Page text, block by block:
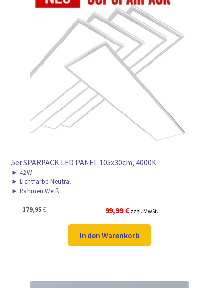
5er SPARPACK LED PANEL 105x30cm, 4000K
► 42W
► Lichtfarbe Neutral
► Rahmen Weiß
179,95€
Ursprünglicher
war:
179,95 €
99,99€Aktueller
ist:
99,99 €.
zzgl. MwSt.
In den Warenkorb